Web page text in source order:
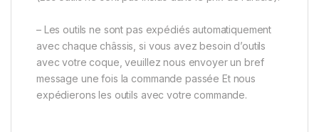
– Les outils ne sont pas expédiés automatiquement
avec chaque châssis, si vous avez besoin d’outils
avec votre coque, veuillez nous envoyer un bref
message une fois la commande passée Et nous
expédierons les outils avec votre commande.